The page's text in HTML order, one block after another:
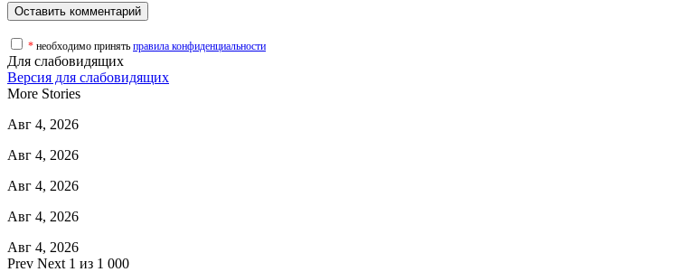
* необходимо принять правила конфиденциальности
Для слабовидящих
Версия для слабовидящих
More Stories
Авг 4, 2026
Авг 4, 2026
Авг 4, 2026
Авг 4, 2026
Авг 4, 2026
Prev Next 1 из 1 000